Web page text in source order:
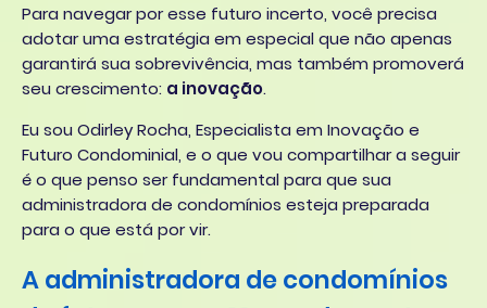
Para navegar por esse futuro incerto, você precisa
adotar uma estratégia em especial que não apenas
garantirá sua sobrevivência, mas também promoverá
seu crescimento: a inovação.
Eu sou Odirley Rocha, Especialista em Inovação e
Futuro Condominial, e o que vou compartilhar a seguir
é o que penso ser fundamental para que sua
administradora de condomínios esteja preparada
para o que está por vir.
A administradora de condomínios